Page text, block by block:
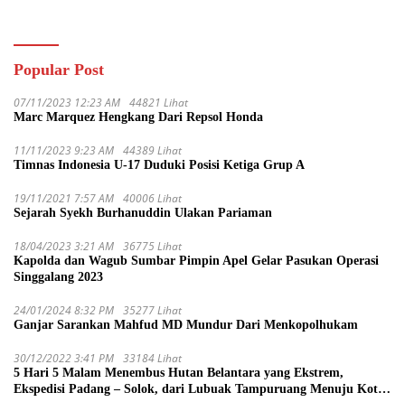
Popular Post
07/11/2023 12:23 AM 44821 Lihat
Marc Marquez Hengkang Dari Repsol Honda
11/11/2023 9:23 AM 44389 Lihat
Timnas Indonesia U-17 Duduki Posisi Ketiga Grup A
19/11/2021 7:57 AM 40006 Lihat
Sejarah Syekh Burhanuddin Ulakan Pariaman
18/04/2023 3:21 AM 36775 Lihat
Kapolda dan Wagub Sumbar Pimpin Apel Gelar Pasukan Operasi
Singgalang 2023
24/01/2024 8:32 PM 35277 Lihat
Ganjar Sarankan Mahfud MD Mundur Dari Menkopolhukam
30/12/2022 3:41 PM 33184 Lihat
5 Hari 5 Malam Menembus Hutan Belantara yang Ekstrem,
Ekspedisi Padang – Solok, dari Lubuak Tampuruang Menuju Koto